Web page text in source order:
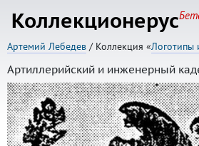
Коллекционерус
Артемий Лебедев / Коллекция «Логотипы
Артиллерийский и инженерный